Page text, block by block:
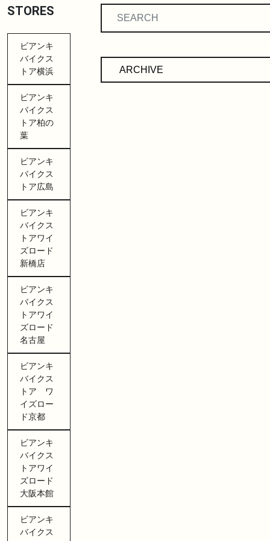
STORES
ビアンキ
バイクス
トア横浜
ビアンキ
バイクス
トア柏の
葉
ビアンキ
バイクス
トア広島
ビアンキ
バイクス
トアワイ
ズロード
新橋店
ビアンキ
バイクス
トアワイ
ズロード
名古屋
ビアンキ
バイクス
トア ワ
イズロー
ド京都
ビアンキ
バイクス
トアワイ
ズロード
大阪本館
ビアンキ
バイクス